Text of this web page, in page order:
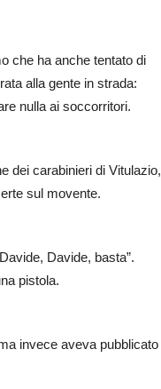
che ha anche tentato di
alla gente in strada:
nulla ai soccorritori.
dei carabinieri di Vitulazio,
sul movente.
Davide, basta”.
pistola.
invece aveva pubblicato